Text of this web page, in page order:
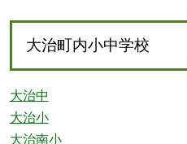
大治町内小中学校
大治中
大治小
大治南小